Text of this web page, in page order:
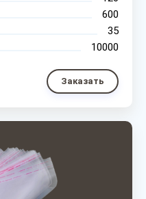
600
35
10000
Заказать